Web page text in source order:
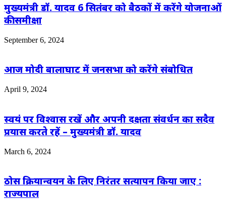
मुख्यमंत्री डॉ. यादव 6 सितंबर को बैठकों में करेंगे योजनाओं
की समीक्षा
September 6, 2024
आज मोदी बालाघाट में जनसभा को करेंगे संबोधित
April 9, 2024
स्वयं पर विश्वास रखें और अपनी दक्षता संवर्धन का सदैव
प्रयास करते रहें – मुख्यमंत्री डॉ. यादव
March 6, 2024
ठोस क्रियान्वयन के लिए निरंतर सत्यापन किया जाए :
राज्यपाल